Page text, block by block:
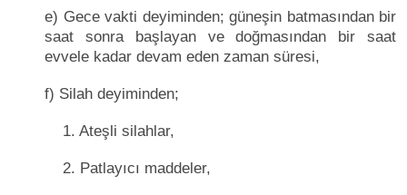
e) Gece vakti deyiminden; güneşin batmasından bir
saat sonra başlayan ve doğmasından bir saat
evvele kadar devam eden zaman süresi,
f) Silah deyiminden;
1. Ateşli silahlar,
2. Patlayıcı maddeler,